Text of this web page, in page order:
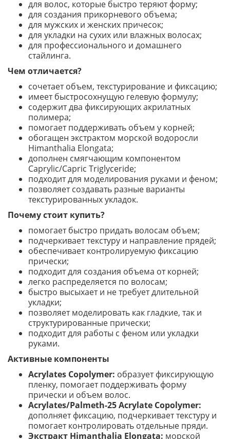
для волос, которые быстро теряют форму;
для создания прикорневого объема;
для мужских и женских причесок;
для укладки на сухих или влажных волосах;
для профессионального и домашнего
стайлинга.
Чем отличается?
сочетает объем, текстурирование и фиксацию;
имеет быстросохнущую гелевую формулу;
содержит два фиксирующих акрилатных
полимера;
помогает поддерживать объем у корней;
обогащен экстрактом морской водоросли
Himanthalia Elongata;
дополнен смягчающим компонентом
Caprylic/Capric Triglyceride;
подходит для моделирования руками и феном;
позволяет создавать разные варианты
текстурированных укладок.
Почему стоит купить?
помогает быстро придать волосам объем;
подчеркивает текстуру и направление прядей;
обеспечивает контролируемую фиксацию
прически;
подходит для создания объема от корней;
легко распределяется по волосам;
быстро высыхает и не требует длительной
укладки;
позволяет моделировать как гладкие, так и
структурированные прически;
подходит для работы с феном или укладки
руками.
Активные компоненты
Acrylates Copolymer: образует фиксирующую
пленку, помогает поддерживать форму
прически и объем волос.
Acrylates/Palmeth-25 Acrylate Copolymer:
дополняет фиксацию, подчеркивает текстуру и
помогает контролировать отдельные пряди.
Экстракт Himanthalia Elongata: морской